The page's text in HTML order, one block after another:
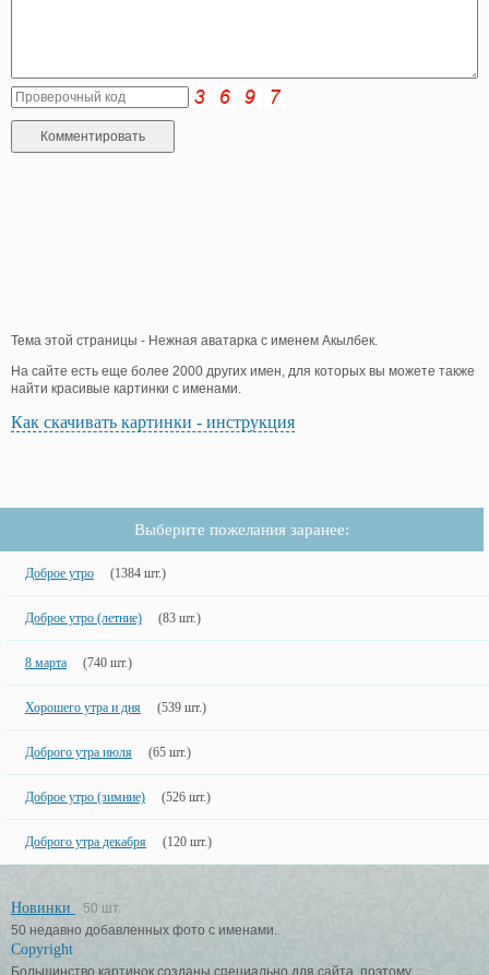
Тема этой страницы - Нежная аватарка с именем Акылбек.
На сайте есть еще более 2000 других имен, для которых вы можете также
найти красивые картинки с именами.
Как скачивать картинки - инструкция
Выберите пожелания заранее:
Доброе утро (1384 шт.)
Доброе утро (летние) (83 шт.)
8 марта (740 шт.)
Хорошего утра и дня (539 шт.)
Доброго утра июля (65 шт.)
Доброе утро (зимние) (526 шт.)
Доброго утра декабря (120 шт.)
Новинки
50 шт.
50 недавно добавленных фото с именами.
Copyright